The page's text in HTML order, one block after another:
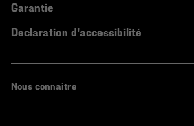
Garantie
Declaration d'accessibilité
Nous connaitre